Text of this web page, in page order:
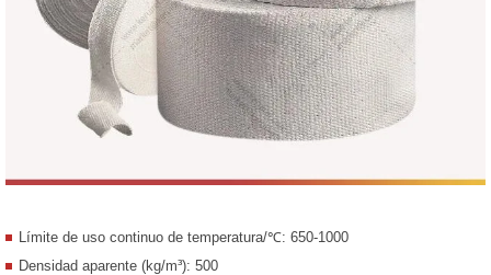
Límite de uso continuo de temperatura/℃: 650-1000
Densidad aparente (kg/m³): 500